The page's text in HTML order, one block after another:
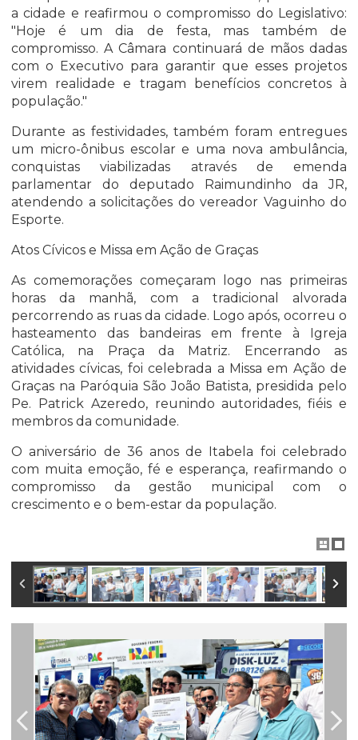
a cidade e reafirmou o compromisso do Legislativo:
"Hoje é um dia de festa, mas também de
compromisso. A Câmara continuará de mãos dadas
com o Executivo para garantir que esses projetos
virem realidade e tragam benefícios concretos à
população."
Durante as festividades, também foram entregues
um micro-ônibus escolar e uma nova ambulância,
conquistas viabilizadas através de emenda
parlamentar do deputado Raimundinho da JR,
atendendo a solicitações do vereador Vaguinho do
Esporte.
Atos Cívicos e Missa em Ação de Graças
As comemorações começaram logo nas primeiras
horas da manhã, com a tradicional alvorada
percorrendo as ruas da cidade. Logo após, ocorreu o
hasteamento das bandeiras em frente à Igreja
Católica, na Praça da Matriz. Encerrando as
atividades cívicas, foi celebrada a Missa em Ação de
Graças na Paróquia São João Batista, presidida pelo
Pe. Patrick Azeredo, reunindo autoridades, fiéis e
membros da comunidade.
O aniversário de 36 anos de Itabela foi celebrado
com muita emoção, fé e esperança, reafirmando o
compromisso da gestão municipal com o
crescimento e o bem-estar da população.